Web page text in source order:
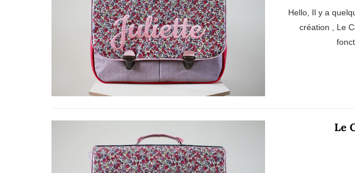
Hello, Il y a
création , Le
Le